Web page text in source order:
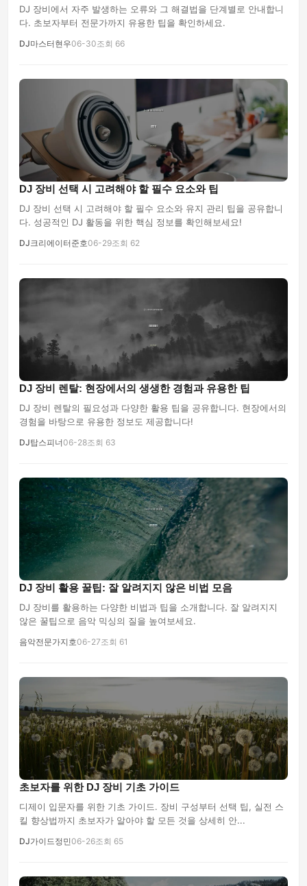
DJ 장비에서 자주 발생하는 오류와 그 해결법을 단계별로 안내합니
다. 초보자부터 전문가까지 유용한 팁을 확인하세요.
DJ마스터현우06-30조회 66
DJ 장비 선택 시 고려해야 할 필수 요소와 팁
DJ 장비 선택 시 고려해야 할 필수 요소와 유지 관리 팁을 공유합니
다. 성공적인 DJ 활동을 위한 핵심 정보를 확인해보세요!
DJ크리에이터준호06-29조회 62
DJ 장비 렌탈: 현장에서의 생생한 경험과 유용한 팁
DJ 장비 렌탈의 필요성과 다양한 활용 팁을 공유합니다. 현장에서의
경험을 바탕으로 유용한 정보도 제공합니다!
DJ탑스피너06-28조회 63
DJ 장비 활용 꿀팁: 잘 알려지지 않은 비법 모음
DJ 장비를 활용하는 다양한 비법과 팁을 소개합니다. 잘 알려지지
않은 꿀팁으로 음악 믹싱의 질을 높여보세요.
음악전문가지호06-27조회 61
초보자를 위한 DJ 장비 기초 가이드
디제이 입문자를 위한 기초 가이드. 장비 구성부터 선택 팁, 실전 스
킬 향상법까지 초보자가 알아야 할 모든 것을 상세히 안...
DJ가이드정민06-26조회 65